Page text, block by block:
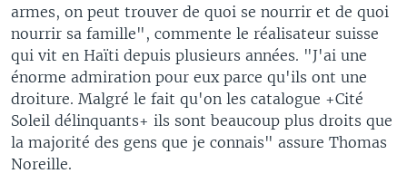
armes, on peut trouver de quoi se nourrir et de quoi
nourrir sa famille", commente le réalisateur suisse
qui vit en Haïti depuis plusieurs années. "J'ai une
énorme admiration pour eux parce qu'ils ont une
droiture. Malgré le fait qu'on les catalogue +Cité
Soleil délinquants+ ils sont beaucoup plus droits que
la majorité des gens que je connais" assure Thomas
Noreille.